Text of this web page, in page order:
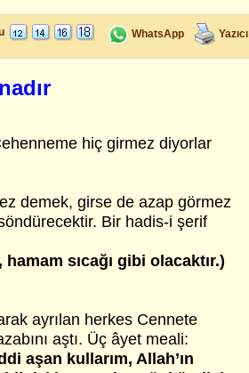
WhatsApp Yazıcı
hiç girmez diyorlar
demek, girse de azap görmez
Bir hadis-i şerif
sıcağı gibi olacaktır.)
ayrılan herkes Cennete
aştı. Üç âyet meali:
aşan kullarım, Allah’ın